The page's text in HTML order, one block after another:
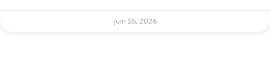
juin 25, 2026